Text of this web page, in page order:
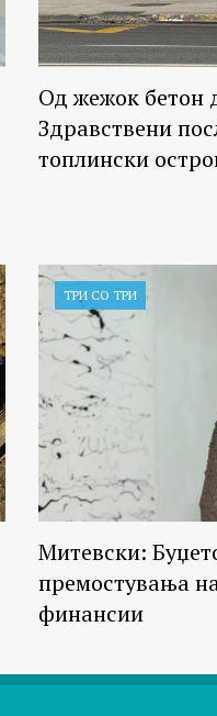
Од жежок бетон
Здравствени
топлински
ТРИ СО ТРИ
Митевски:
премостувања
финансии